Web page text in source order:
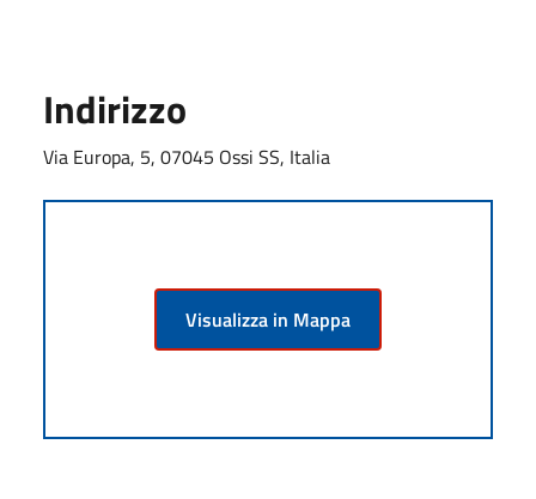
Indirizzo
Via Europa, 5, 07045 Ossi SS, Italia
Visualizza in Mappa